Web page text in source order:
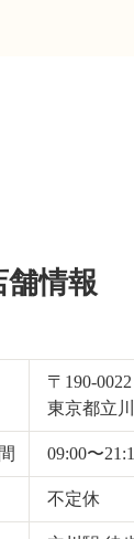
舗情報
〒190-0022
東京都立
09:00〜
不定休